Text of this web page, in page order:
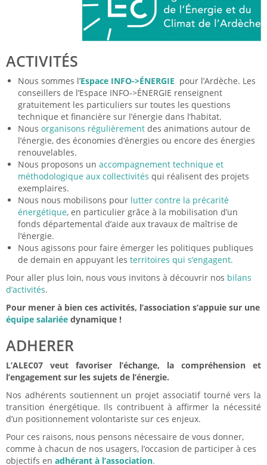
ACTIVITÉS
Nous sommes l’Espace INFO->ÉNERGIE pour l’Ardèche. Les
conseillers de l’Espace INFO->ÉNERGIE renseignent
gratuitement les particuliers sur toutes les questions
technique et financière sur l’énergie dans l’habitat.
Nous organisons régulièrement des animations autour de
l’énergie, des économies d’énergies ou encore des énergies
renouvelables.
Nous proposons un accompagnement technique et
méthodologique aux collectivités qui réalisent des projets
exemplaires.
Nous nous mobilisons pour lutter contre la précarité
énergétique, en particulier grâce à la mobilisation d’un
fonds départemental d’aide aux travaux de maîtrise de
l‘énergie.
Nous agissons pour faire émerger les politiques publiques
de demain en appuyant les territoires qui s’engagent.
Pour aller plus loin, nous vous invitons à découvrir nos bilans
d’activités.
Pour mener à bien ces activités, l’association s’appuie sur une
équipe salariée dynamique !
ADHERER
L’ALEC07 veut favoriser l’échange, la compréhension et
l’engagement sur les sujets de l’énergie.
Nos adhérents soutiennent un projet associatif tourné vers la
transition énergétique. Ils contribuent à affirmer la nécessité
d’un positionnement volontariste sur ces enjeux.
Pour ces raisons, nous pensons nécessaire de vous donner,
comme à chacun de nos usagers, l’occasion de participer à ces
objectifs en adhérant à l’association.